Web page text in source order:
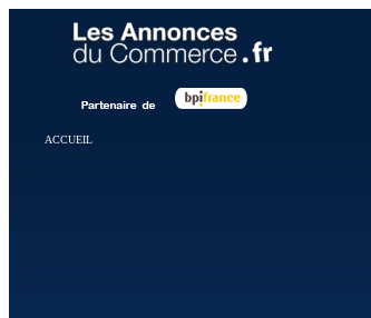
ACCUEIL
Panneau de gestion des cookies